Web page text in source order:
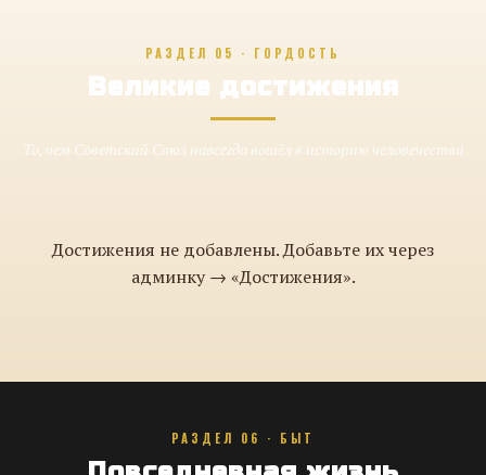
РАЗДЕЛ 05 · ГОРДОСТЬ
Великие достижения
То, чем Советский Союз навсегда вошёл в историю человечества
Достижения не добавлены. Добавьте их через
админку → «Достижения».
РАЗДЕЛ 06 · БЫТ